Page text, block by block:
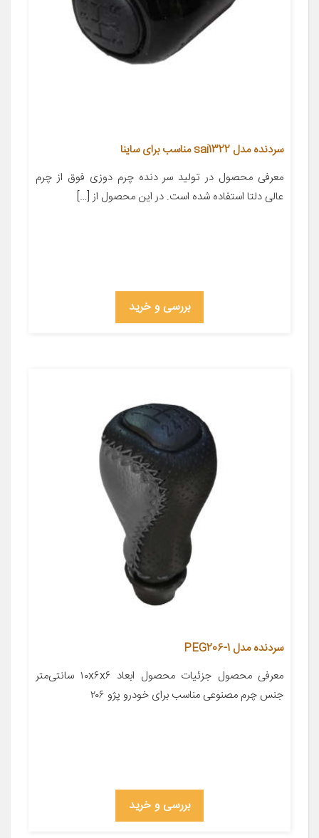
سردنده مدل sai1322 مناسب برای ساینا
معرفی محصول در تولید سر دنده چرم دوزی فوق از چرم
عالی دلتا استفاده شده است. در این محصول از […]
بررسی و خرید
سردنده مدل PEG206-1
معرفی محصول جزئیات محصول ابعاد ۱۰x۶x۶ سانتی‌متر
جنس چرم مصنوعی مناسب برای خودرو پژو ۲۰۶
بررسی و خرید